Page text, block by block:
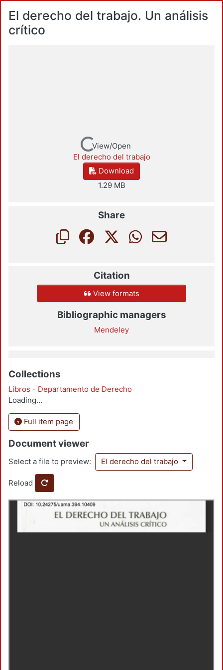
El derecho del trabajo. Un análisis
crítico
Loading...
View/Open
El derecho del trabajo
Download
1.29 MB
Share
Citation
View formats
Bibliographic managers
Mendeley
Collections
Libros - Departamento de Derecho
Loading...
Full item page
Document viewer
Select a file to preview: El derecho del trabajo
Reload